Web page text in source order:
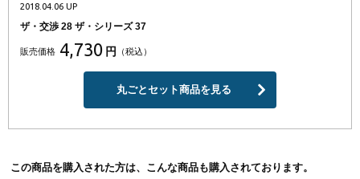
2018.04.06 UP
ザ・交渉 28 ザ・シリーズ 37
販売価格 4,730 円 （税込）
丸ごとセット商品を見る
この商品を購入された方は、こんな商品も購入されております。